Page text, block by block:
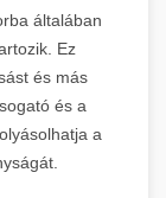
általában
Ez
és más
és a
a